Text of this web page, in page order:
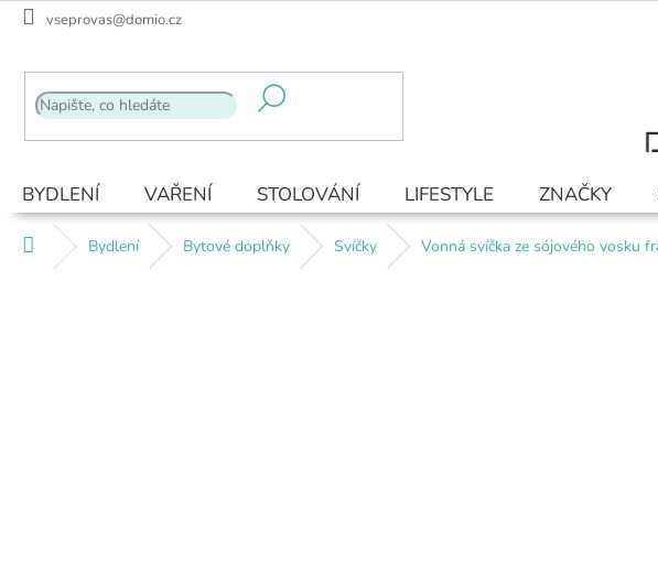
Přejít
vseprovas@domio.cz
BYDLENÍ VAŘENÍ STOLOVÁNÍ LIFESTYLE ZNAČKY
Domů Bydlení Bytové doplňky Svíčky Vonná svíčka ze sójového vosku